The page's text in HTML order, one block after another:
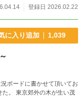
登録日 2026.02.22
に入り追加 1,039
ボードに書かせて頂いてお